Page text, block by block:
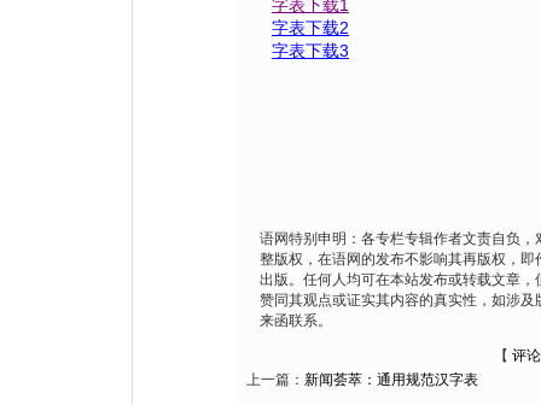
字表下载1
字表下载2
字表下载3
语网特别申明：各专栏专辑作者文责自负，
整版权，在语网的发布不影响其再版权，即
出版。任何人均可在本站发布或转载文章，
赞同其观点或证实其内容的真实性，如涉及
来函联系。
【 评论
上一篇： 新闻荟萃：通用规范汉字表